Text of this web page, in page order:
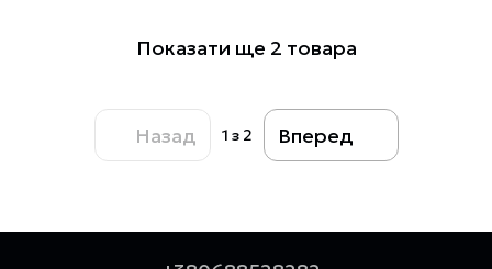
Показати ще 2 товара
Назад 1 з 2 Вперед